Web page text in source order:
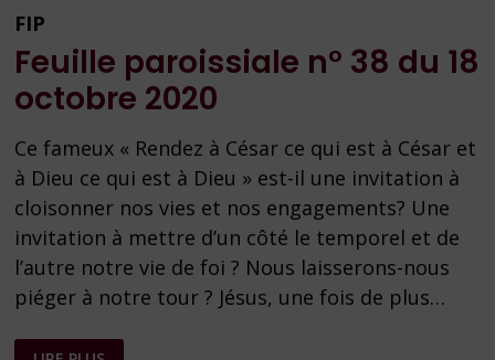
FIP
Feuille paroissiale n° 38 du 18
octobre 2020
Ce fameux « Rendez à César ce qui est à César et
à Dieu ce qui est à Dieu » est-il une invitation à
cloisonner nos vies et nos engagements? Une
invitation à mettre d’un côté le temporel et de
l’autre notre vie de foi ? Nous laisserons-nous
piéger à notre tour ? Jésus, une fois de plus…
FEUILLE